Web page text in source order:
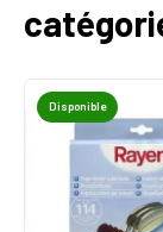
Disponible